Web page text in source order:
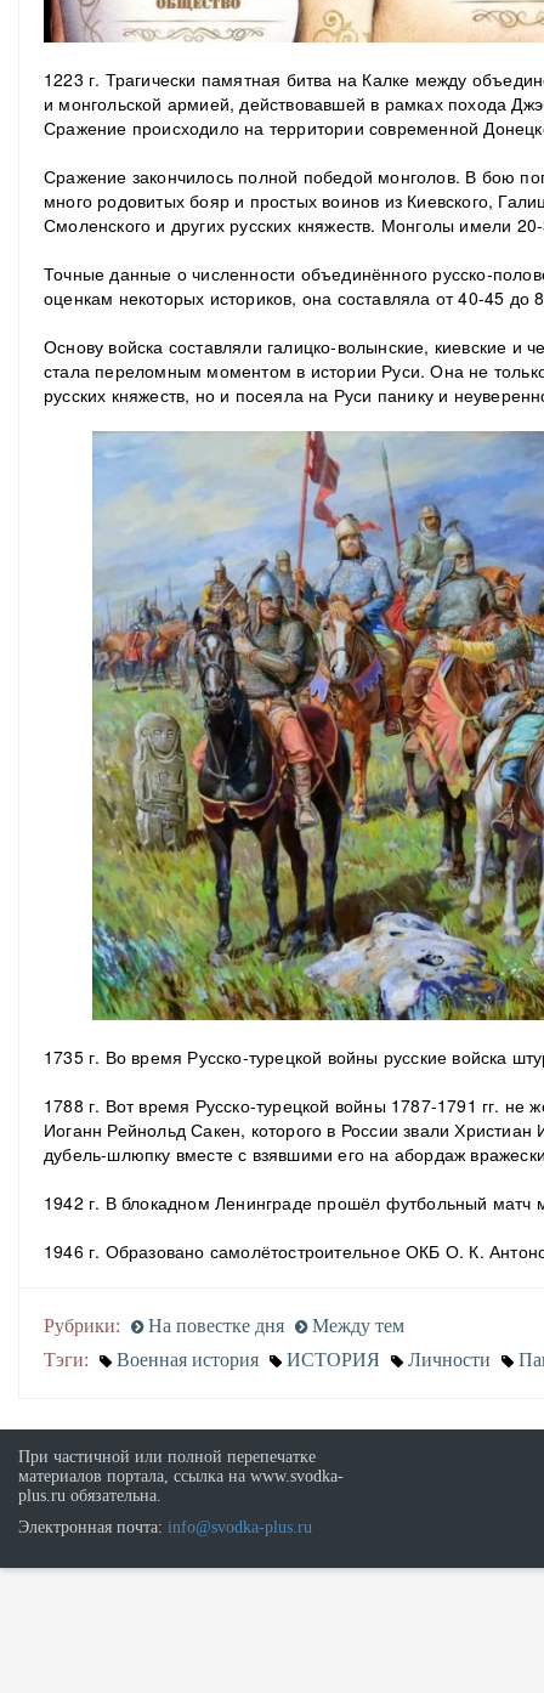
1223 г. Трагически памятная битва на Калке между
и монгольской армией, действовавшей в рамках похода
Сражение происходило на территории современной
Сражение закончилось полной победой монголов. В бою
много родовитых бояр и простых воинов из Киевского,
Смоленского и других русских княжеств. Монголы имели
Точные данные о численности объединённого русско-
оценкам некоторых историков, она составляла от 40-45 до
Основу войска составляли галицко-волынские, киевские и
стала переломным моментом в истории Руси. Она не
русских княжеств, но и посеяла на Руси панику и
1735 г. Во время Русско-турецкой войны русские войска
1788 г. Вот время Русско-турецкой войны 1787-1791 гг. не
Иоганн Рейнольд Сакен, которого в России звали
дубель-шлюпку вместе с взявшими его на абордаж
1942 г. В блокадном Ленинграде прошёл футбольный
1946 г. Образовано самолётостроительное ОКБ О. К.
Рубрики: На повестке дня
Между тем
Тэги:
Военная история ИСТОРИЯ Личности
При частичной или полной перепечатке
материалов портала, ссылка на www.svodka-
plus.ru обязательна.
Электронная почта: info@svodka-plus.ru